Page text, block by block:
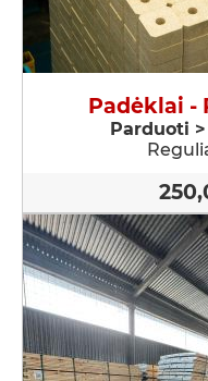
Padėklai -
Parduoti